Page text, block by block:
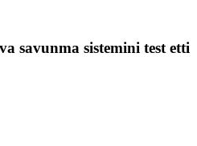
savunma sistemini test etti